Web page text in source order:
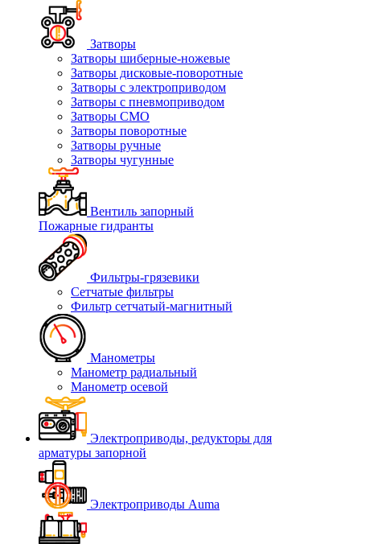
Затворы
Затворы шиберные-ножевые
Затворы дисковые-поворотные
Затворы с электроприводом
Затворы с пневмоприводом
Затворы СМО
Затворы поворотные
Затворы ручные
Затворы чугунные
Вентиль запорный
Пожарные гидранты
Фильтры-грязевики
Сетчатые фильтры
Фильтр сетчатый-магнитный
Манометры
Манометр радиальный
Манометр осевой
Электроприводы, редукторы для
арматуры запорной
Электроприводы Auma